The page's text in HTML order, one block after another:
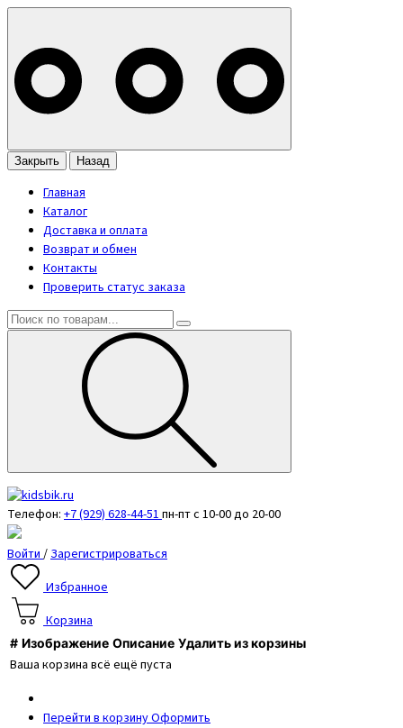
Закрыть Назад
Главная
Каталог
Доставка и оплата
Возврат и обмен
Контакты
Проверить статус заказа
Телефон: +7 (929) 628-44-51пн-пт с 10-00 до 20-00
Войти/Зарегистрироваться
Избранное
Корзина
# Изображение Описание Удалить из корзины
Ваша корзина всё ещё пуста
Перейти в корзинуОформить